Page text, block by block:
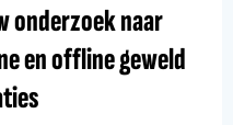
onderzoek naar
en offline geweld